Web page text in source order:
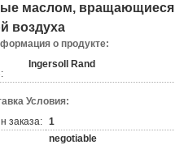
маслом, вращающиеся
воздуха
о продукте:
Ingersoll Rand
Условия:
заказа: 1
negotiable